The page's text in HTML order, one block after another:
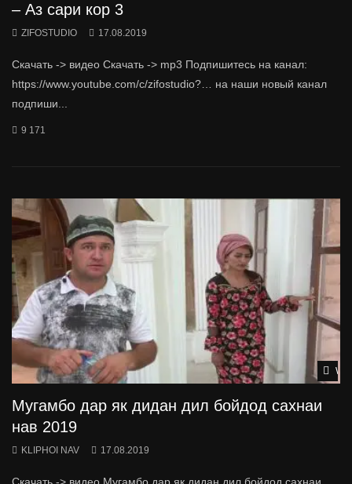
– Аз сари кор 3
ZIFOSTUDIO 17.08.2019
Скачать -> видео Скачать -> mp3 Подпишитесь на канал:
https://www.youtube.com/c/zifostudio?… на наши новый канал
подпиши...
9 171
Мугамбо дар як дидан дил бойдод сахнаи
нав 2019
KLIPHOI NAV 17.08.2019